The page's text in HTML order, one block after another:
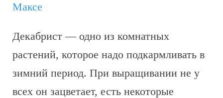
Максе
Декабрист — одно из комнатных
растений, которое надо подкармливать в
зимний период. При выращивании не у
всех он зацветает, есть некоторые